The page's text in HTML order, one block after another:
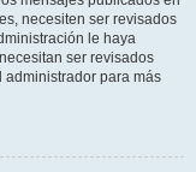
necesiten ser revisados
le haya
ser revisados
administrador para más